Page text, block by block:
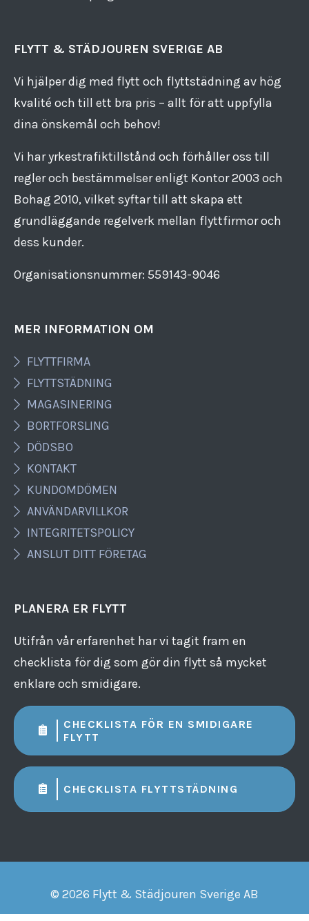
FLYTT & STÄDJOUREN SVERIGE AB
Vi hjälper dig med flytt och flyttstädning av hög
kvalité och till ett bra pris – allt för att uppfylla
dina önskemål och behov!
Vi har yrkestrafiktillstånd och förhåller oss till
regler och bestämmelser enligt Kontor 2003 och
Bohag 2010, vilket syftar till att skapa ett
grundläggande regelverk mellan flyttfirmor och
dess kunder.
Organisationsnummer: 559143​-​9046
MER INFORMATION OM
FLYTTFIRMA
FLYTTSTÄDNING
MAGASINERING
BORTFORSLING
DÖDSBO
KONTAKT
KUNDOMDÖMEN
ANVÄNDARVILLKOR
INTEGRITETSPOLICY
ANSLUT DITT FÖRETAG
PLANERA ER FLYTT
Utifrån vår erfarenhet har vi tagit fram en
checklista för dig som gör din flytt så mycket
enklare och smidigare.
CHECKLISTA FÖR EN SMIDIGARE
FLYTT
CHECKLISTA FLYTTSTÄDNING
© 2026 Flytt & Städjouren Sverige AB